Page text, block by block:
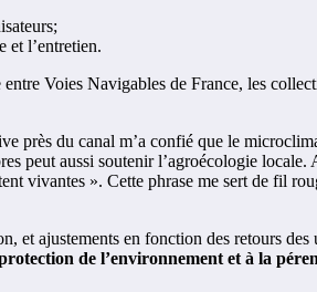
et l’entretien.
Voies Navigables de France, les
du canal m’a confié que le
peut aussi soutenir l’agroécologie
vivantes ». Cette phrase me sert de fil
et ajustements en fonction des retours des
de l’environnement et à la